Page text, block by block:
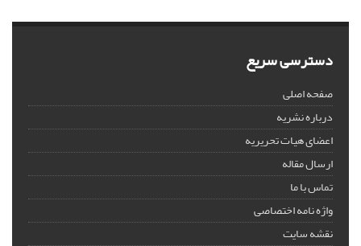
دسترسی سریع
صفحه اصلی
درباره نشریه
اعضای هیات تحریریه
ارسال مقاله
تماس با ما
واژه نامه اختصاصی
نقشه سایت